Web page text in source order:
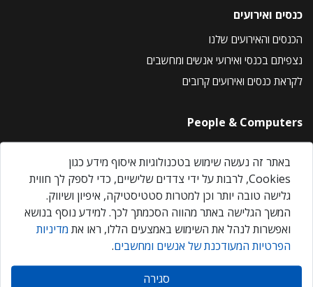
כנסים ואירועים
הכנסים והאירועים שלנו
נצפיתם בכנסי ואירועי אנשים ומחשבים
לקראת כנסים ואירועים קרובים
People & Computers
About Us
Privacy Policy
Contact Us
Our Events
אנשים ומחשבים © 2026 – כל הזכויות שמורות
באתר זה נעשה שימוש בטכנולוגיות איסוף מידע כגון
Cookies, לרבות על ידי צדדים שלישיים, כדי לספק לך חווית
גלישה טובה יותר וכן למטרות סטטיסטיקה, איפיון ושיווק.
המשך הגלישה באתר מהווה הסכמתך לכך. למידע נוסף בנושא
ואפשרות לנהל את השימוש באמצעים הללו, ראו את מדיניות
הפרטיות המעודכנת של אנשים ומחשבים.
סגירה